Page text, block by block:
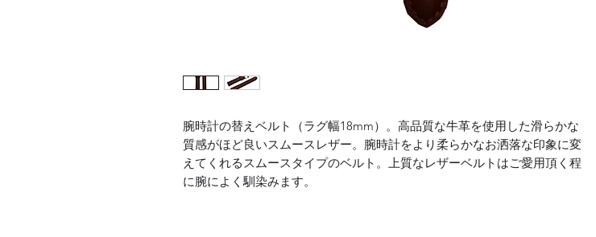
腕時計の替えベルト（ラグ幅18mm）。高品質な牛革を使用した滑らかな
質感がほど良いスムースレザー。腕時計をより柔らかなお洒落な印象に変
えてくれるスムースタイプのベルト。上質なレザーベルトはご愛用頂く程
に腕によく馴染みます。